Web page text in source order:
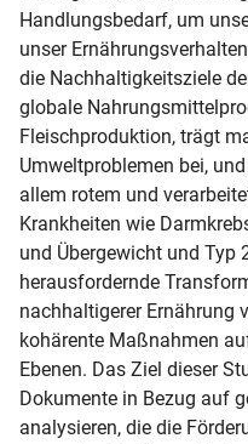
Handlungsbedarf, um
unser
die Nachhaltigkeitsziele
globale
Fleischproduktion, trägt
Umweltproblemen bei,
allem rotem und
Krankheiten wie
und Übergewicht und Typ
herausfordernde
nachhaltigerer Ernährung
kohärente Maßnahmen
Ebenen. Das Ziel dieser
Dokumente in Bezug auf
analysieren, die die